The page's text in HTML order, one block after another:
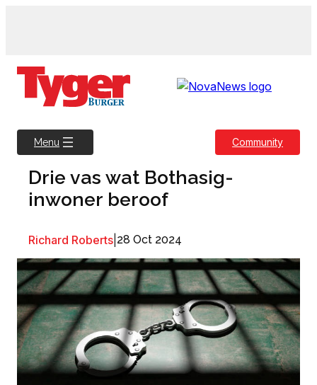
Menu Community
Drie vas wat Bothasig-
inwoner beroof
Richard Roberts 28 Oct 2024